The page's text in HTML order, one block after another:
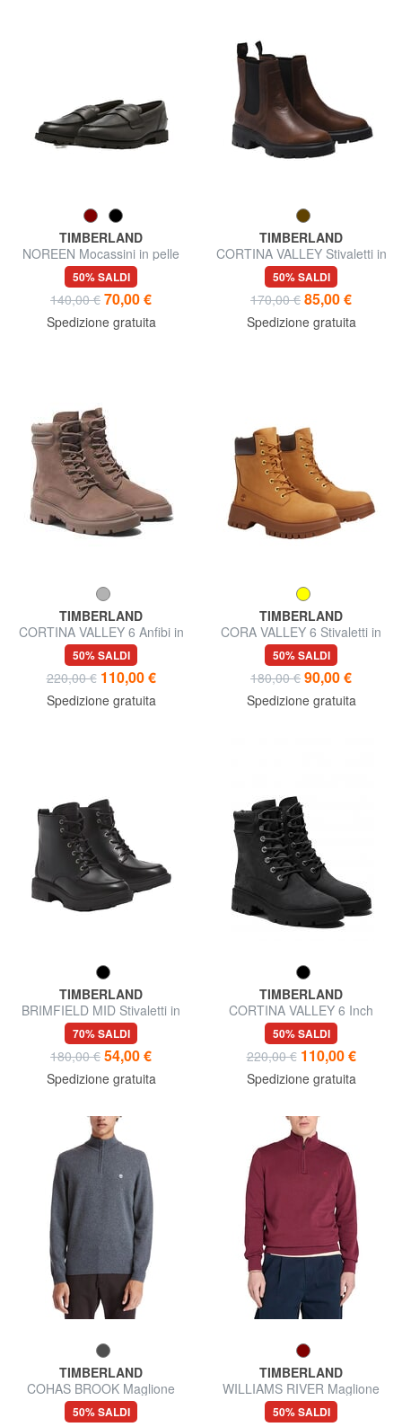
TIMBERLAND
NOREEN Mocassini in pelle
50% SALDI
140,00 € 70,00 €
Spedizione gratuita
TIMBERLAND
CORTINA VALLEY Stivaletti in
pelle
50% SALDI
170,00 € 85,00 €
Spedizione gratuita
TIMBERLAND
CORTINA VALLEY 6 Anfibi in
pelle
50% SALDI
220,00 € 110,00 €
Spedizione gratuita
TIMBERLAND
CORA VALLEY 6 Stivaletti in
pelle
50% SALDI
180,00 € 90,00 €
Spedizione gratuita
TIMBERLAND
BRIMFIELD MID Stivaletti in
pelle
70% SALDI
180,00 € 54,00 €
Spedizione gratuita
TIMBERLAND
CORTINA VALLEY 6 Inch
Stivaletti in pelle
50% SALDI
220,00 € 110,00 €
Spedizione gratuita
TIMBERLAND
COHAS BROOK Maglione
misto lana
50% SALDI
TIMBERLAND
WILLIAMS RIVER Maglione
con colletto a zip
50% SALDI